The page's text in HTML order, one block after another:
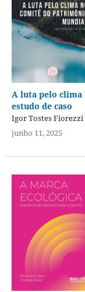
A luta pelo
estudo de caso
Igor Tostes
junho 11, 2025